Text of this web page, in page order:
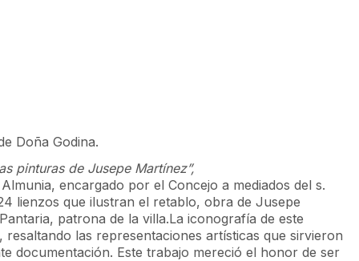
Doña Godina.
pinturas de Jusepe Martínez”,
encargado por el Concejo a mediados del s.
lienzos que ilustran el retablo, obra de Jusepe
patrona de la villa.La iconografía de este
las representaciones artísticas que sirvieron
documentación. Este trabajo mereció el honor de ser